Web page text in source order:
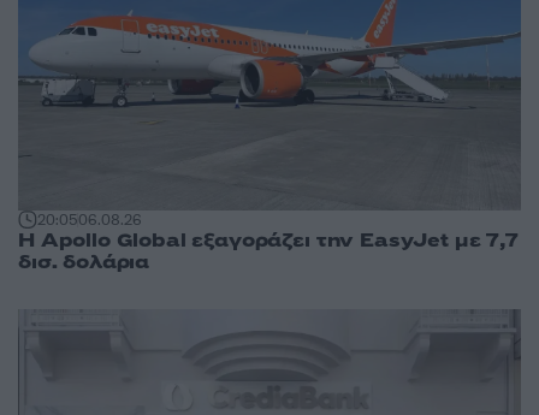
20:0506.08.26
Η Apollo Global εξαγοράζει την EasyJet με 7,7
δισ. δολάρια